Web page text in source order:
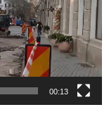
00:13